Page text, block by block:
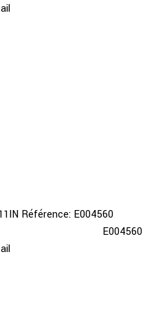
Référence: E004560
E004560